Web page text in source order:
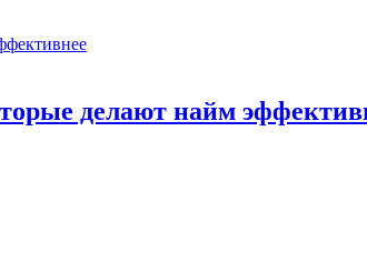
делают найм